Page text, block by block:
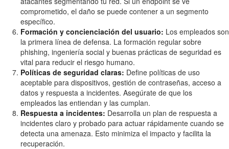
comprometido, el daño se puede contener a un segmento
específico.
Formación y concienciación del usuario: Los empleados son
la primera línea de defensa. La formación regular sobre
phishing, ingeniería social y buenas prácticas de seguridad es
vital para reducir el riesgo humano.
Políticas de seguridad claras: Define políticas de uso
aceptable para dispositivos, gestión de contraseñas, acceso a
datos y respuesta a incidentes. Asegúrate de que los
empleados las entiendan y las cumplan.
Respuesta a incidentes: Desarrolla un plan de respuesta a
incidentes claro y probado para actuar rápidamente cuando se
detecta una amenaza. Esto minimiza el impacto y facilita la
recuperación.